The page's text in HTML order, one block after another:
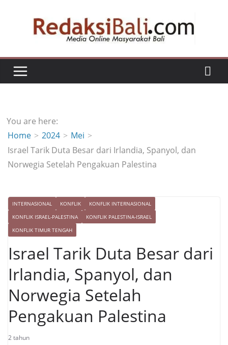
You are here:
Home
2024
Mei
Israel Tarik Duta Besar dari Irlandia, Spanyol, dan
Norwegia Setelah Pengakuan Palestina
INTERNASIONAL KONFLIK
KONFLIK INTERNASIONAL
KONFLIK ISRAEL-PALESTINA
KONFLIK PALESTINA-ISRAEL
KONFLIK TIMUR TENGAH
Israel Tarik Duta Besar dari
Irlandia, Spanyol, dan
Norwegia Setelah
Pengakuan Palestina
2 tahun